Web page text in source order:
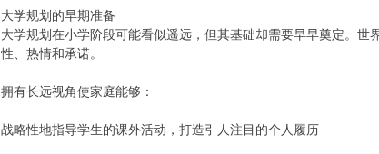
大学规划的早期准备
大学规划在小学阶段可能看似遥远，但其基础却需要早早奠定。
性、热情和承诺。
拥有长远视角使家庭能够：
战略性地指导学生的课外活动，打造引人注目的个人履历